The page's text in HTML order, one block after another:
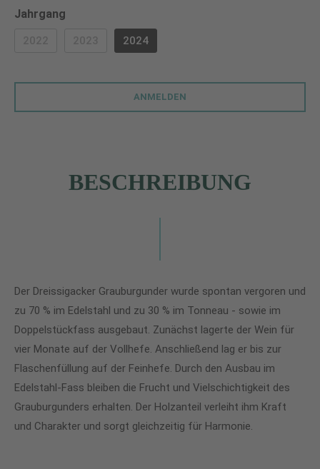
Jahrgang
(DIESE OPTION IST ZURZEIT NICHT VERFÜGBAR.)
(DIESE OPTION IST ZURZEIT NICHT VERFÜGBAR.)
2024
ANMELDEN
BESCHREIBUNG
Der Dreissigacker Grauburgunder wurde spontan vergoren und
zu 70 % im Edelstahl und zu 30 % im Tonneau - sowie im
Doppelstückfass ausgebaut. Zunächst lagerte der Wein für
vier Monate auf der Vollhefe. Anschließend lag er bis zur
Flaschenfüllung auf der Feinhefe. Durch den Ausbau im
Edelstahl-Fass bleiben die Frucht und Vielschichtigkeit des
Grauburgunders erhalten. Der Holzanteil verleiht ihm Kraft
und Charakter und sorgt gleichzeitig für Harmonie.